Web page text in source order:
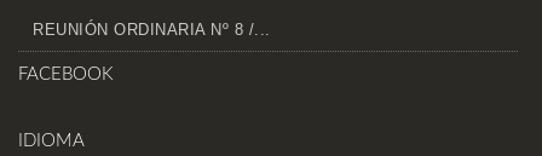
REUNIÓN ORDINARIA Nº 8 /...
FACEBOOK
IDIOMA